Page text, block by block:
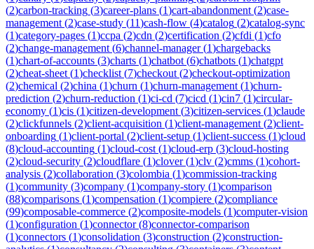
(2)carbon-tracking (3)career-plans (1)cart-abandonment (2)case-
management (2)case-study (11)cash-flow (4)catalog (2)catalog-sync
(1)category-pages (1)ccpa (2)cdn (2)certification (2)cfdi (1)cfo
(2)change-management (6)channel-manager(1)chargebacks
(1)chart-of-accounts (3)charts (1)chatbot (6)chatbots (1)chatgpt
(2)cheat-sheet (1)checklist (7)checkout (2)checkout-optimization
(2)chemical (2)china (1)churn (1)churn-management (1)churn-
prediction (2)churn-reduction (1)ci-cd (7)cicd (1)cin7 (1)circular-
economy (1)cis (1)citizen-development (3)citizen-services (1)claude
(2)clickfunnels (2)client-acquisition (1)client-management (2)client-
onboarding (1)client-portal (2)client-setup (1)client-success (1)cloud
(8)cloud-accounting (1)cloud-cost (1)cloud-erp (3)cloud-hosting
(2)cloud-security (2)cloudflare (1)clover(1)clv (2)cmms (1)cohort-
analysis (2)collaboration (3)colombia (1)commission-tracking
(1)community (3)company (1)company-story (1)comparison
(88)comparisons (1)compensation (1)compiere (2)compliance
(99)composable-commerce (2)composite-models (1)computer-vision
(1)configuration (1)connector(8)connector-comparison
(1)connectors (1)consolidation (3)construction (2)construction-